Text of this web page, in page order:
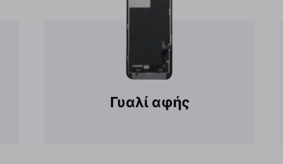
Γυαλί αφής